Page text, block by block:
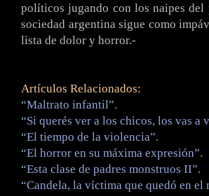
políticos jugando con los naipes del
sociedad argentina sigue como
lista de dolor y horror.-
Artículos Relacionados:
“Maltrato infantil”.
“Si querés ver a los chicos, los vas a
“El tiempo de la violencia”.
“El horror en su máxima expresión”.
“Esta clase de padres monstruos II”.
“Candela, la víctima que quedó en el